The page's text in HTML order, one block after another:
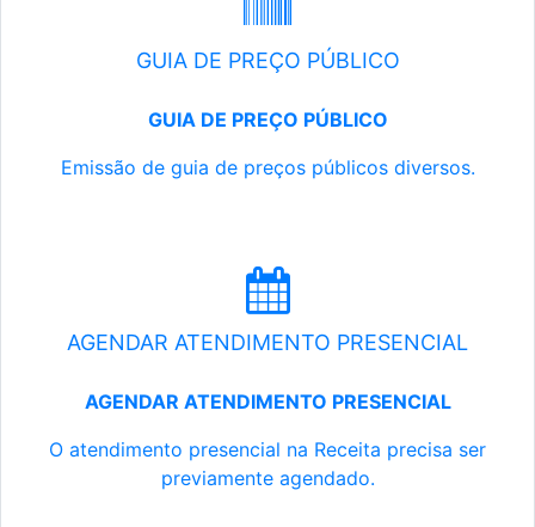
GUIA DE PREÇO PÚBLICO
GUIA DE PREÇO PÚBLICO
Emissão de guia de preços públicos diversos.
AGENDAR ATENDIMENTO PRESENCIAL
AGENDAR ATENDIMENTO PRESENCIAL
O atendimento presencial na Receita precisa ser
previamente agendado.